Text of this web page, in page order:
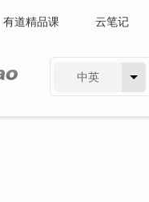
有道精品课 云笔记
中英